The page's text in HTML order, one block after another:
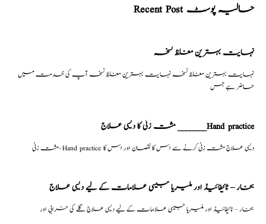
Recent Post حالیہ پوسٹ
نہایت بہترین مغلظ نسخہ
نہایت بہترین مغلظ نسخہ نہایت بہترین مغلظ نسخہ آپ کی خدمت میں
حاضر ہے جس
مشت زنی کا دیسی علاج _______Hand practice
مشت زنی–Hand practice دیسی علاج مشت زنی کرنے سے اس کا نقصان اور اس کا
بخار – ٹائیفائیڈ اور ملیریا جیسی علامات کے لیے دیسی علاج
بخار – ٹائیفائیڈ اور ملیریا جیسی علامات کے لیے دیسی علاج گلے کی خرابی اور